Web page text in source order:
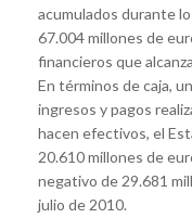
acumulados durante
67.004 millones de
financieros que
En términos de caja,
ingresos y pagos
hacen efectivos, el
20.610 millones de
negativo de 29.681
julio de 2010.